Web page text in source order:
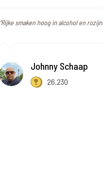
"Rijke smaken hoog in alcohol en
Johnny Schaap
26.230